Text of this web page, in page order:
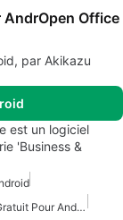
AndrOpen Office
par Akikazu
est un logiciel
'Business &
Traitement De Texte Gratuit Pour Android